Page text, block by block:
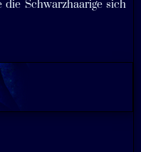
Schwarzhaarige sich